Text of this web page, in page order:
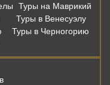
Туры на Маврикий
Туры в Венесуэлу
Туры в Черногорию